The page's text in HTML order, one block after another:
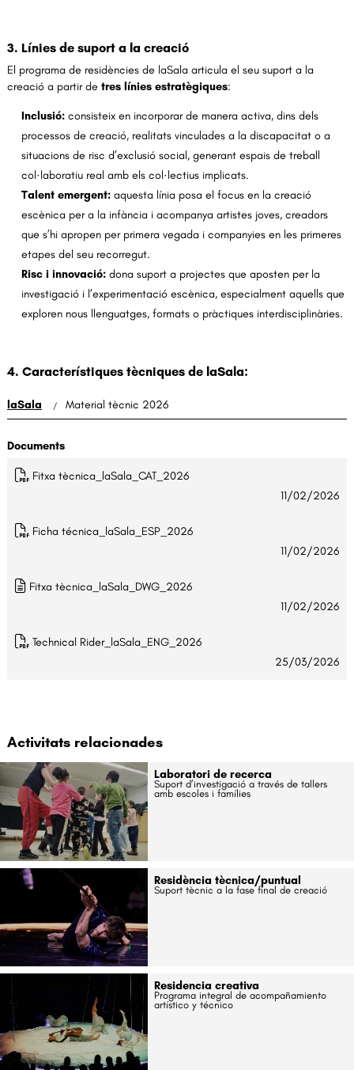
3. Línies de suport a la creació
El programa de residències de laSala articula el seu suport a la
creació a partir de tres línies estratègiques:
Inclusió: consisteix en incorporar de manera activa, dins dels
processos de creació, realitats vinculades a la discapacitat o a
situacions de risc d’exclusió social, generant espais de treball
col·laboratiu real amb els col·lectius implicats.
Talent emergent: aquesta línia posa el focus en la creació
escènica per a la infància i acompanya artistes joves, creadors
que s’hi apropen per primera vegada i companyies en les primeres
etapes del seu recorregut.
Risc i innovació: dona suport a projectes que aposten per la
investigació i l’experimentació escènica, especialment aquells que
exploren nous llenguatges, formats o pràctiques interdisciplinàries.
4. Característiques tècniques de laSala:
laSala Material tècnic 2026
Documents
Fitxa tècnica_laSala_CAT_2026
11/02/2026
Ficha técnica_laSala_ESP_2026
11/02/2026
Fitxa tècnica_laSala_DWG_2026
11/02/2026
Technical Rider_laSala_ENG_2026
25/03/2026
Activitats relacionades
Laboratori de recerca
Suport d’investigació a través de tallers
amb escoles i famílies
Residència tècnica/puntual
Suport tècnic a la fase final de creació
Residencia creativa
Programa integral de acompañamiento
artístico y técnico